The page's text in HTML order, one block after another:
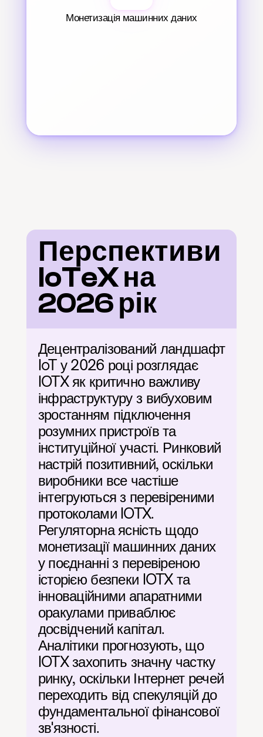
Монетизація машинних даних
Перспективи
IoTeX на
2026 рік
Децентралізований ландшафт
IoT у 2026 році розглядає
IOTX як критично важливу
інфраструктуру з вибуховим
зростанням підключення
розумних пристроїв та
інституційної участі. Ринковий
настрій позитивний, оскільки
виробники все частіше
інтегруються з перевіреними
протоколами IOTX.
Регуляторна ясність щодо
монетизації машинних даних
у поєднанні з перевіреною
історією безпеки IOTX та
інноваційними апаратними
оракулами приваблює
досвідчений капітал.
Аналітики прогнозують, що
IOTX захопить значну частку
ринку, оскільки Інтернет речей
переходить від спекуляцій до
фундаментальної фінансової
зв'язності.